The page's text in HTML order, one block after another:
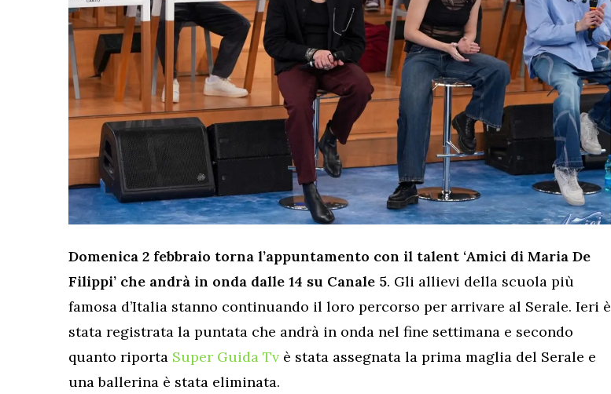
Domenica 2 febbraio torna l’appuntamento con il talent ‘Amici di Maria De
Filippi’ che andrà in onda dalle 14 su Canale 5. Gli allievi della scuola più
famosa d’Italia stanno continuando il loro percorso per arrivare al Serale. Ieri è
stata registrata la puntata che andrà in onda nel fine settimana e secondo
quanto riporta Super Guida Tv è stata assegnata la prima maglia del Serale e
una ballerina è stata eliminata.